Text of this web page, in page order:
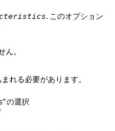
. このオプション
。
れる必要があります。
の選択